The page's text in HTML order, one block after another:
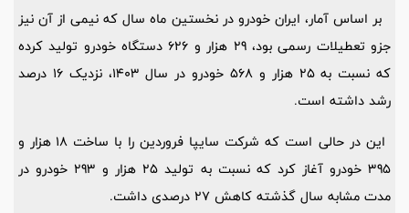
بر اساس آمار، ایران خودرو در نخستین ماه سال که نیمی از آن نیز
جزو تعطیلات رسمی بود، 29 هزار و 626 دستگاه خودرو تولید کرده
که نسبت به 25 هزار و 568 خودرو در سال 1403، نزدیک 16 درصد
رشد داشته است.
این در حالی است که شرکت سایپا فروردین را با ساخت 18 هزار و
395 خودرو آغاز کرد که نسبت به تولید 25 هزار و 293 خودرو در
مدت مشابه سال گذشته کاهش 27 درصدی داشت.